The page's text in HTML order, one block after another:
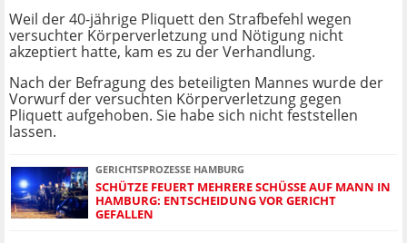
Weil der 40-jährige Pliquett den Strafbefehl wegen
versuchter Körperverletzung und Nötigung nicht
akzeptiert hatte, kam es zu der Verhandlung.
Nach der Befragung des beteiligten Mannes wurde der
Vorwurf der versuchten Körperverletzung gegen
Pliquett aufgehoben. Sie habe sich nicht feststellen
lassen.
GERICHTSPROZESSE HAMBURG
SCHÜTZE FEUERT MEHRERE SCHÜSSE AUF MANN IN
HAMBURG: ENTSCHEIDUNG VOR GERICHT
GEFALLEN